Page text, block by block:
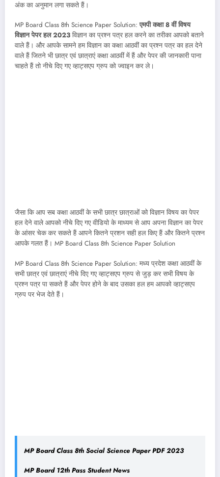
अंक का अनुमान लगा सकते हैं।
MP Board Class 8th Science Paper Solution:एमपी कक्षा 8 वीं विषय
विज्ञान पेपर हल 2023 विज्ञान का प्रश्न पत्र हल करने का तरीका आपको बताने
वाले हैं। और आपके सामने हम विज्ञान का कक्षा आठवीं का प्रश्न पत्र का हल देने
वाले हैं जितने भी छात्र एवं छात्राएं कक्षा आठवीं में हैं और पेपर की जानकारी पाना
चाहते हैं तो नीचे दिए गए व्हाट्सएप ग्रुप को ज्वाइन कर ले।
जैसा कि आप सब कक्षा आठवीं के सभी छात्र छात्राओं को विज्ञान विषय का पेपर
हल देने वाले आपको नीचे दिए गए वीडियो के माध्यम से आप अपना विज्ञान का पेपर
के आंसर चेक कर सकते हैं आपने कितने प्रशन सही हल किए हैं और कितने प्रश्न
आपके गलत हैं। MP Board Class 8th Science Paper Solution
MP Board Class 8th Science Paper Solution: मध्य प्रदेश कक्षा आठवीं के
सभी छात्र एवं छात्राएं नीचे दिए गए व्हाट्सएप ग्रुप से जुड़ कर सभी विषय के
प्रश्न पत्र पा सकते हैं और पेपर होने के बाद उसका हल हम आपको व्हाट्सएप
ग्रुप पर भेज देते हैं।
MP Board Class 8th Social Science Paper PDF 2023
MP Board 12th Pass Student News